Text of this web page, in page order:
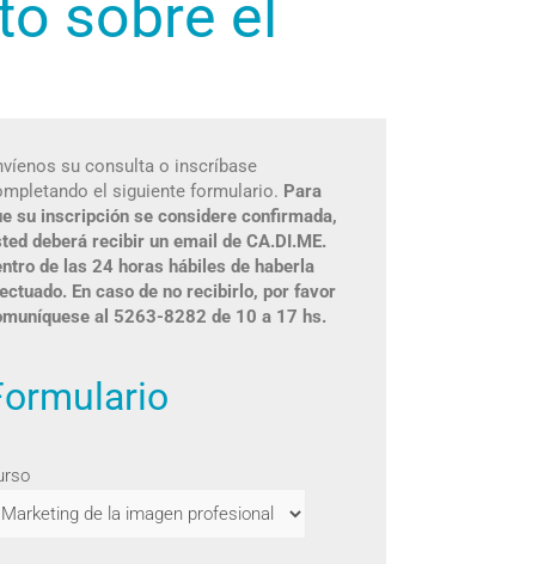
sobre el
su consulta o inscríbase
el siguiente formulario. Para
su inscripción se considere confirmada,
deberá recibir un email de CA.DI.ME.
de las 24 horas hábiles de haberla
En caso de no recibirlo, por favor
al 5263-8282 de 10 a 17 hs.